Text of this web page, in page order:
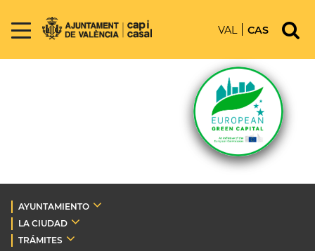
VAL CAS
AYUNTAMIENTO
LA CIUDAD
TRÁMITES